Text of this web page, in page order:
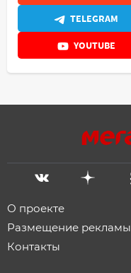
TELEGRAM
YOUTUBE
О проекте
Размещение рекламы
Контакты